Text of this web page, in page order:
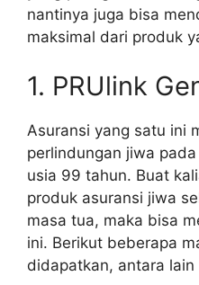
nantinya juga bisa
maksimal dari produk
1. PRUlink
Asuransi yang satu ini
perlindungan jiwa
usia 99 tahun. Buat
produk asuransi jiwa
masa tua, maka bisa
ini. Berikut beberapa
didapatkan, antara lain